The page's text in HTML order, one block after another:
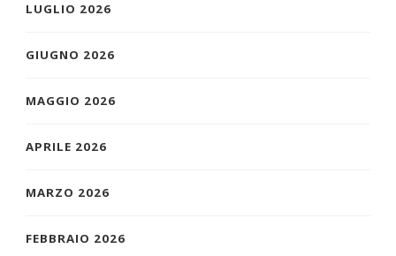
LUGLIO 2026
GIUGNO 2026
MAGGIO 2026
APRILE 2026
MARZO 2026
FEBBRAIO 2026